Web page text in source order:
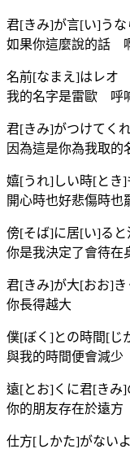
君[きみ]が言[い]う
如果你這麼說的話
名前[なまえ]はレオ
我的名字是雷歐 呼
君[きみ]がつけてく
因為這是你為我取的
嬉[うれ]しい時[とき
開心時也好悲傷時也
傍[そば]に居[い]る
你是我決定了會待在
君[きみ]が大[おお]き
你長得越大
僕[ぼく]との時間[じ
與我的時間便會減
遠[とお]くに君[きみ
你的朋友存在於遠方
仕方[しかた]がない